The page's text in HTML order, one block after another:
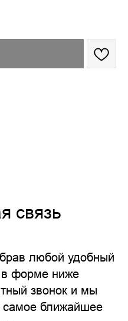
связь
любой удобный
в форме ниже
звонок и мы
самое ближайшее